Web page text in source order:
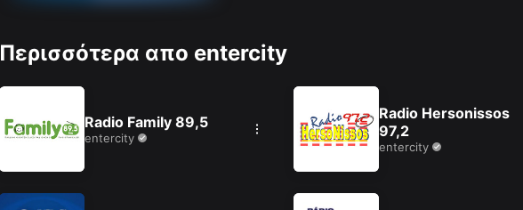
Περισσότερα απο entercity
Radio Family 89,5
entercity
Radio Hersonissos
97,2
entercity